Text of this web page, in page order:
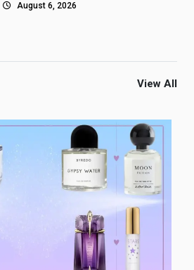
August 6, 2026
View All